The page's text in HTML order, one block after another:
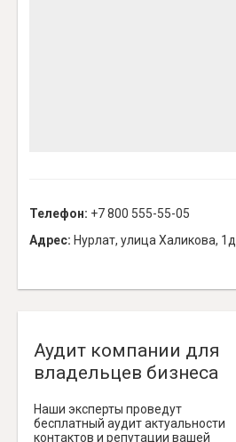
Телефон: +7 800 555-55-05
Адрес: Нурлат, улица Халикова, 1д
Аудит компании для
владельцев бизнеса
Наши эксперты проведут
бесплатный аудит актуальности
контактов и репутации вашей